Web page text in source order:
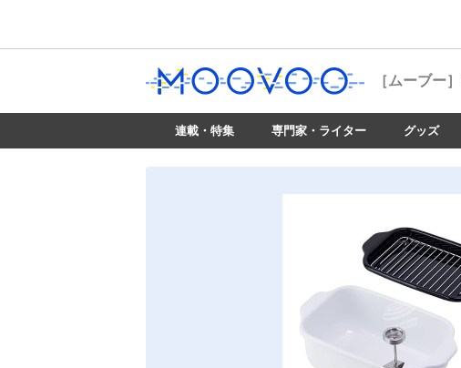
［ムーブー］
連載・特集 専門家・ライター グッズ